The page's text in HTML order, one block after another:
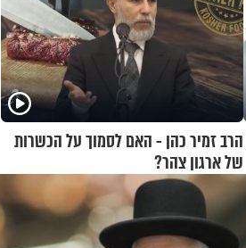
הרב זמיר כהן - האם לסמוך על הכשרות
של ארגון צהר?